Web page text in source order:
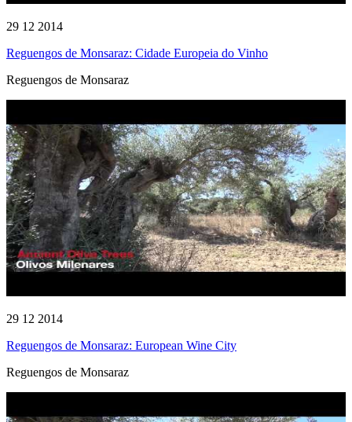
29 12 2014
Reguengos de Monsaraz: Cidade Europeia do Vinho
Reguengos de Monsaraz
29 12 2014
Reguengos de Monsaraz: European Wine City
Reguengos de Monsaraz